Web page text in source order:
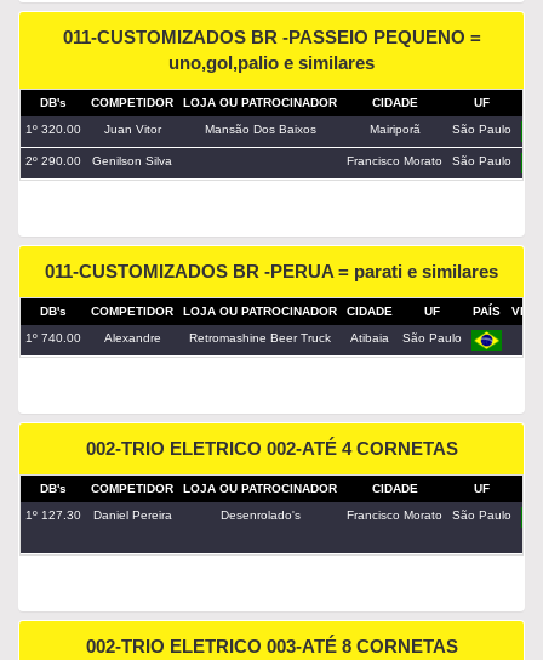
011-CUSTOMIZADOS BR -PASSEIO PEQUENO =
uno,gol,palio e similares
DB's COMPETIDOR LOJA OU PATROCINADOR CIDADE UF
1º 320.00
Juan Vitor Mansão Dos Baixos Mairiporã São Paulo
2º 290.00 Genilson Silva Francisco Morato São Paulo
011-CUSTOMIZADOS BR -PERUA = parati e similares
DB's COMPETIDOR LOJA OU PATROCINADOR CIDADE UF PAÍS
1º 740.00
Alexandre Retromashine Beer Truck Atibaia São Paulo
002-TRIO ELETRICO 002-ATÉ 4 CORNETAS
DB's COMPETIDOR LOJA OU PATROCINADOR CIDADE UF
1º 127.30
Daniel Pereira Desenrolado's Francisco Morato São Paulo
002-TRIO ELETRICO 003-ATÉ 8 CORNETAS